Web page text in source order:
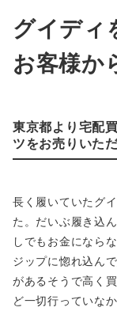
グイディ
お客様か
東京都より宅配
ツをお売りいた
長く履いていたグ
た。だいぶ履き込
しでもお金になら
ジップに惚れ込ん
があるそうで高く
ど一切行っていな